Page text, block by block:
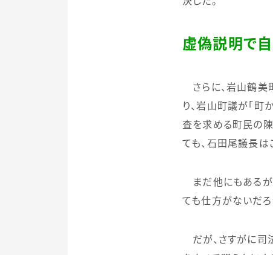
虚偽説明で
さらに、岩山鶴美
り、岩山町議が「
査を求める町民の
ても、石田尾議長は
まだ他にもあるが
ても仕方がないだろ
だが、さすがに司